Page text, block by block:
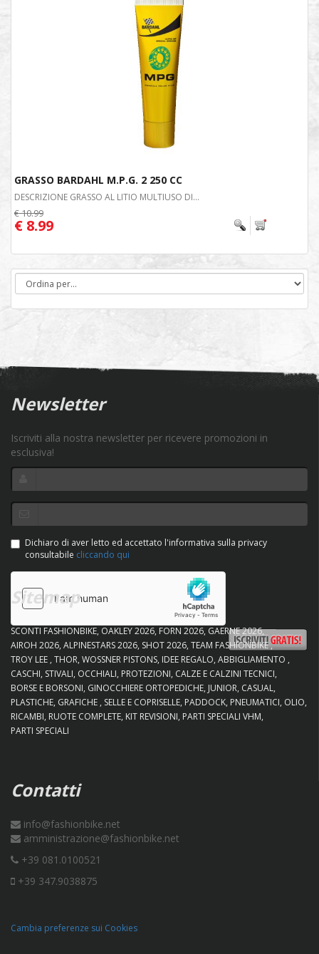
GRASSO BARDAHL M.P.G. 2 250 CC
DESCRIZIONE GRASSO AL LITIO MULTIUSO DI...
€ 10.99
€ 8.99
Newsletter
Iscriviti alla nostra newsletter per ricevere promozioni in
esclusiva!
Dichiaro di aver letto ed accettato l'informativa sulla privacy
consultabile cliccando qui
Sitemap
SCONTI FASHIONBIKE OAKLEY 2026 FORN 2026 GAERNE 2026
AIROH 2026 ALPINESTARS 2026 SHOT 2026 TEAM FASHIONBIKE
TROY LEE THOR WOSSNER PISTONS IDEE REGALO ABBIGLIAMENTO
CASCHI STIVALI OCCHIALI PROTEZIONI CALZE E CALZINI TECNICI
BORSE E BORSONI GINOCCHIERE ORTOPEDICHE JUNIOR CASUAL
PLASTICHE GRAFICHE SELLE E COPRISELLE PADDOCK PNEUMATICI OLIO
RICAMBI RUOTE COMPLETE KIT REVISIONI PARTI SPECIALI VHM
PARTI SPECIALI
Contatti
info@fashionbike.net
amministrazione@fashionbike.net
+39 081.0100521
+39 347.9038875
Cambia preferenze sui Cookies